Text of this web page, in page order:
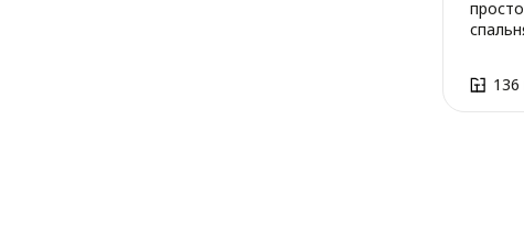
136